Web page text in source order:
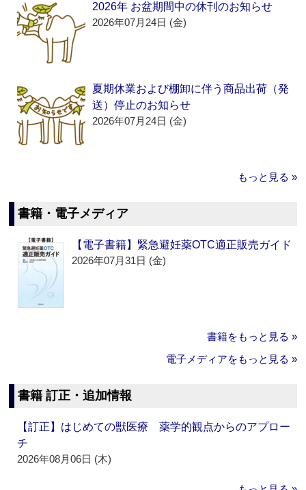
2026年 お盆期間中の休刊のお知らせ
2026年07月24日 (金)
夏期休業および棚卸に伴う商品出荷（発
送）停止のお知らせ
2026年07月24日 (金)
もっと見る »
書籍・電子メディア
【電子書籍】緊急避妊薬OTC適正販売ガイド
2026年07月31日 (金)
書籍をもっと見る »
電子メディアをもっと見る »
書籍 訂正・追加情報
【訂正】はじめての獣医療 薬学的観点からのアプロー
チ
2026年08月06日 (木)